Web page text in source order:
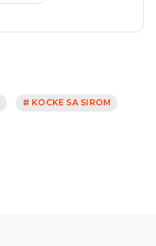
# KOCKE SA SIROM